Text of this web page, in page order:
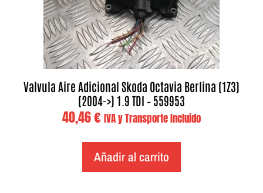
Valvula Aire Adicional Skoda Octavia Berlina (1Z3)
(2004->) 1.9 TDI – 559953
40,46€ IVA y Transporte Incluido
Añadir al carrito